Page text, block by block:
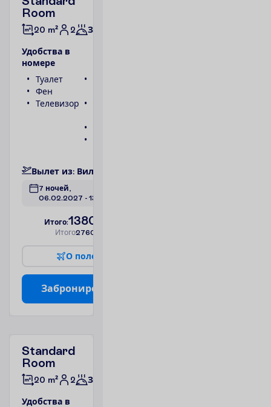
Room
20 m² 2 Завтраки
Удобства в
номере
Туалет
Фен
Телевизор
Вылет из: Вил
7 ночей,
06.02.2027 - 13.02.2027
Итого:1380.00
Итого2760.00
О поле
Заброниро
Standard
Room
20 m² 2 Завтраки
Удобства в